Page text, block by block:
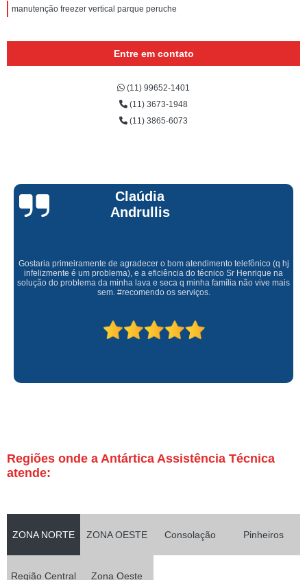
manutenção freezer vertical parque peruche
Entre em contato
(11) 99652-1401
(11) 3673-1948
(11) 3865-6073
Claúdia
Andrullis
Gostaria primeiramente de agradecer o bom atendimento telefônico (q hj
infelizmente é um problema), e a eficiência do técnico Sr Henrique na
solução do problema da minha lava e seca q minha família não vive mais
sem. #recomendo os serviços.
Regiões onde a Antártica Assistência Técnica
atende:
ZONA NORTE ZONA OESTE Consolação Pinheiros
Região Central Zona Oeste